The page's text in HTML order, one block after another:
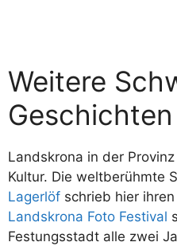
Weitere
Geschichten
Landskrona in der
Kultur. Die weltberühmte
Lagerlöf schrieb hier
Landskrona Foto Festival
Festungsstadt alle zwei